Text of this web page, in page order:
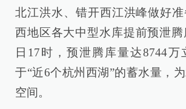
北江洪水、错开西江洪峰做好
西地区各大中型水库提前预泄
日17时，预泄腾库量达8744万
于“近6个杭州西湖”的蓄水量，
空间。